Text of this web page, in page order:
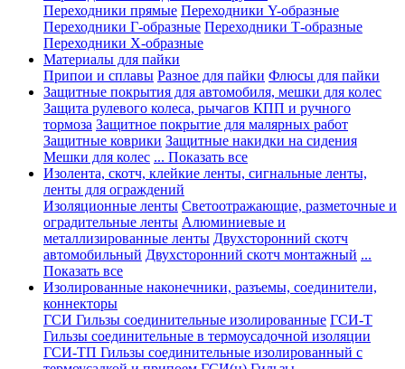
Переходники прямые Переходники Y-образные
Переходники Г-образные Переходники Т-образные
Переходники Х-образные
Материалы для пайки
Припои и сплавы Разное для пайки Флюсы для пайки
Защитные покрытия для автомобиля, мешки для колес
Защита рулевого колеса, рычагов КПП и ручного
тормоза Защитное покрытие для малярных работ
Защитные коврики Защитные накидки на сидения
Мешки для колес ... Показать все
Изолента, скотч, клейкие ленты, сигнальные ленты,
ленты для ограждений
Изоляционные ленты Светоотражающие, разметочные и
оградительные ленты Алюминиевые и
металлизированные ленты Двухсторонний скотч
автомобильный Двухсторонний скотч монтажный ...
Показать все
Изолированные наконечники, разъемы, соединители,
коннекторы
ГСИ Гильзы соединительные изолированные ГСИ-Т
Гильзы соединительные в термоусадочной изоляции
ГСИ-ТП Гильзы соединительные изолированный с